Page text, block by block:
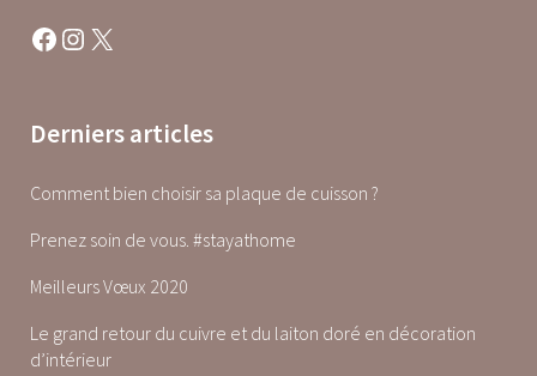
Facebook Instagram X
Derniers articles
Comment bien choisir sa plaque de cuisson ?
Prenez soin de vous. #stayathome
Meilleurs Vœux 2020
Le grand retour du cuivre et du laiton doré en décoration
d’intérieur